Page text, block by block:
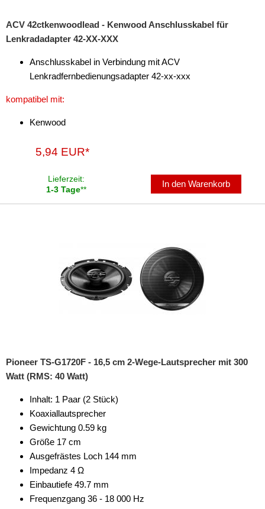
ACV 42ctkenwoodlead - Kenwood Anschlusskabel für
Lenkradadapter 42-XX-XXX
Anschlusskabel in Verbindung mit ACV
Lenkradfernbedienungsadapter 42-xx-xxx
kompatibel mit:
Kenwood
5,94 EUR*
Lieferzeit:
1-3 Tage**
In den Warenkorb
Pioneer TS-G1720F - 16,5 cm 2-Wege-Lautsprecher mit 300
Watt (RMS: 40 Watt)
Inhalt: 1 Paar (2 Stück)
Koaxiallautsprecher
Gewichtung 0.59 kg
Größe 17 cm
Ausgefrästes Loch 144 mm
Impedanz 4 Ω
Einbautiefe 49.7 mm
Frequenzgang 36 - 18 000 Hz